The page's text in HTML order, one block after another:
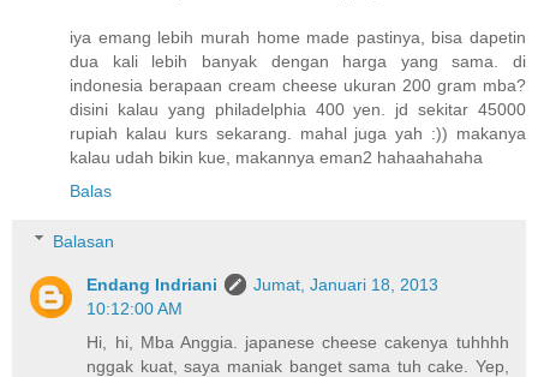
iya emang lebih murah home made pastinya, bisa dapetin
dua kali lebih banyak dengan harga yang sama. di
indonesia berapaan cream cheese ukuran 200 gram mba?
disini kalau yang philadelphia 400 yen. jd sekitar 45000
rupiah kalau kurs sekarang. mahal juga yah :)) makanya
kalau udah bikin kue, makannya eman2 hahaahahaha
Balas
Balasan
Endang Indriani
Jumat, Januari 18, 2013
10:12:00 AM
Hi, hi, Mba Anggia. japanese cheese cakenya tuhhhh
nggak kuat, saya maniak banget sama tuh cake. Yep,